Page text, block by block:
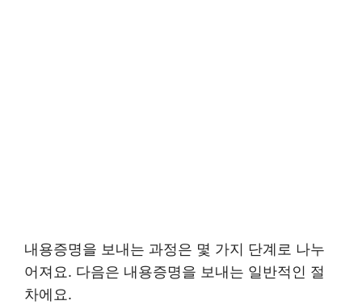
내용증명을 보내는 과정은 몇 가지 단계로 나누
어져요. 다음은 내용증명을 보내는 일반적인 절
차에요.